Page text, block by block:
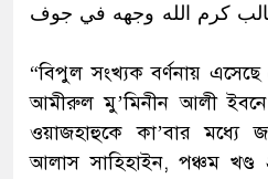
كرم الله وجهه في جوف
“বিপুল সংখ্যক বর্ণনায় এসেছে
আমীরুল মু’মিনীন আলী ইবনে
ওয়াজহাহুকে কা’বার মধ্যে
আলাস সাহিহাইন, পঞ্চম খণ্ড